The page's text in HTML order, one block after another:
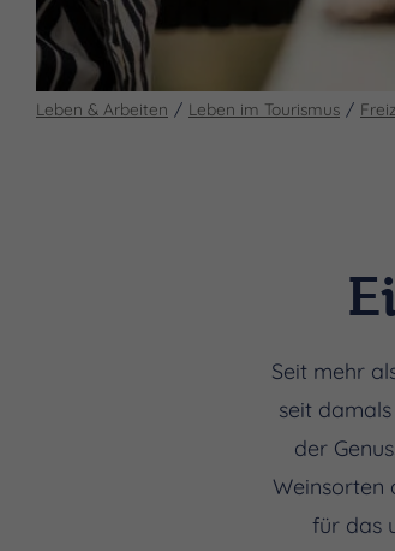
Leben & Arbeiten Leben im Tourismus
Seit mehr
seit
der
Weinsorten
für das